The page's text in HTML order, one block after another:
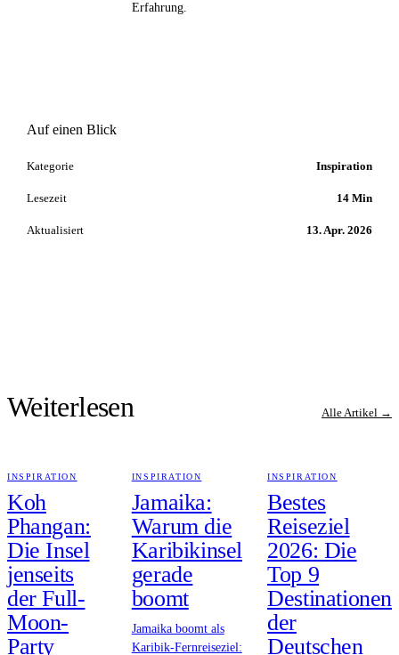
Erfahrung.
Auf einen Blick
Kategorie Inspiration
Lesezeit 14 Min
Aktualisiert 13. Apr. 2026
Weiterlesen Alle Artikel →
INSPIRATION
Koh
Phangan:
Die Insel
jenseits
der Full-
Moon-
Party
INSPIRATION
Jamaika:
Warum die
Karibikinsel
gerade
boomt
Jamaika boomt als
Karibik-Fernreiseziel:
INSPIRATION
Bestes
Reiseziel
2026: Die
Top 9
Destinationen
der
Deutschen